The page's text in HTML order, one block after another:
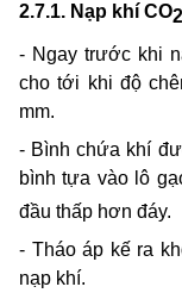
2.7.1. Nạp khí CO2
- Ngay trước khi
cho tới khi độ
mm.
- Bình chứa khí
bình tựa vào lô
đầu thấp hơn đáy.
- Tháo áp kế ra
nạp khí.